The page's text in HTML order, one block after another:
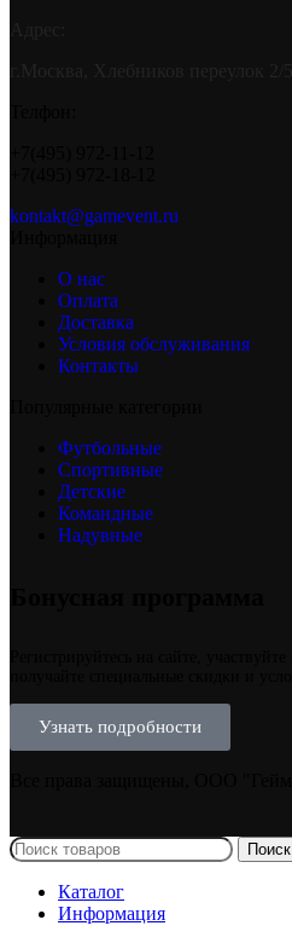
kontakt@gamevent.ru
О нас
Оплата
Доставка
Условия обслуживания
Контакты
Футбольные
Спортивные
Детские
Командные
Надувные
Узнать подробности
Поиск
Каталог
Информация